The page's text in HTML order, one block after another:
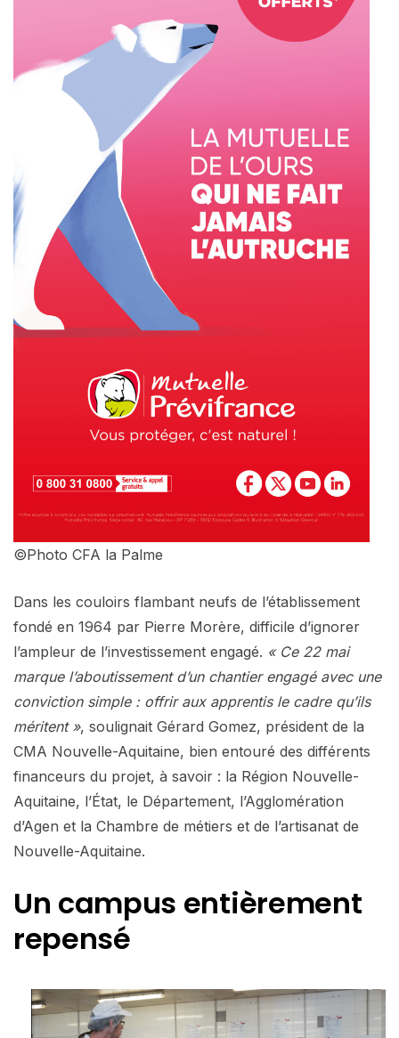
©Photo CFA la Palme
Dans les couloirs flambant neufs de l’établissement
fondé en 1964 par Pierre Morère, difficile d’ignorer
l’ampleur de l’investissement engagé. « Ce 22 mai
marque l’aboutissement d’un chantier engagé avec une
conviction simple : offrir aux apprentis le cadre qu’ils
méritent », soulignait Gérard Gomez, président de la
CMA Nouvelle-Aquitaine, bien entouré des différents
financeurs du projet, à savoir : la Région Nouvelle-
Aquitaine, l’État, le Département, l’Agglomération
d’Agen et la Chambre de métiers et de l’artisanat de
Nouvelle-Aquitaine.
Un campus entièrement
repensé